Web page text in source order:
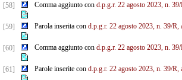
[58] Comma aggiunto con d.p.g.r. 22 agosto 2023, n.
[59] Parola inserita con d.p.g.r. 22 agosto 2023, n. 39/R,
[60] Comma aggiunto con d.p.g.r. 22 agosto 2023, n.
[61] Parole inserite con d.p.g.r. 22 agosto 2023, n. 39/R,